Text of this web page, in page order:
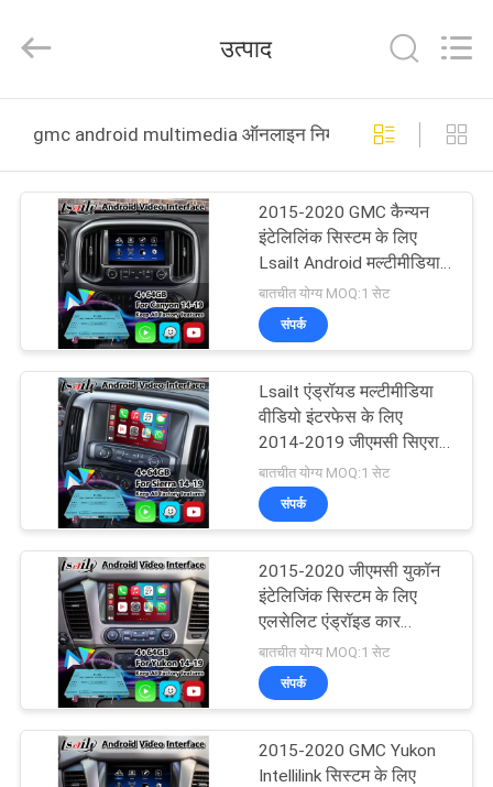
उत्पादों
वीडियो
बारे
कारखाना
भ्रमण
गुणवत्ता
नियंत्रण
संपर्क
करें
Electron
Co.,Ltd.
Reserved.
उत्पाद
gmc android multimedia ऑनलाइन निर्माण
2015-2020 GMC कैन्यन
इंटेलिलिंक सिस्टम के लिए
Lsailt Android मल्टीमीडिया
वीडियो इंटरफ़ेस कारप्ले के
साथ
बातचीत योग्य MOQ:1 सेट
संपर्क
Lsailt एंड्रॉयड मल्टीमीडिया
वीडियो इंटरफेस के लिए
2014-2019 जीएमसी सिएरा
1500 2500 3500 कारप्ले के
साथ इंटेललिंक सिस्टम
बातचीत योग्य MOQ:1 सेट
संपर्क
2015-2020 जीएमसी युकॉन
इंटेलिजिंक सिस्टम के लिए
एलसेलिट एंड्रॉइड कार
मल्टीमीडिया वीडियो इंटरफ़ेस
बातचीत योग्य MOQ:1 सेट
संपर्क
2015-2020 GMC Yukon
Intellilink सिस्टम के लिए